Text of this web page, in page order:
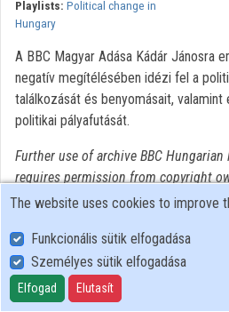
Playlists: Political change in
Hungary
A BBC Magyar Adása Kádár Jánosra
negatív megítélésében idézi fel a
találkozását és benyomásait,
politikai pályafutását.
Further use of archive BBC
requires permission from copyright
intention of use, please turn to
User Policy
Adatkezelési tájékoztató (en)
Cookie Policy
The website uses cookies to improve
Funkcionális sütik elfogadása
Személyes sütik elfogadása
Elfogad Elutasít